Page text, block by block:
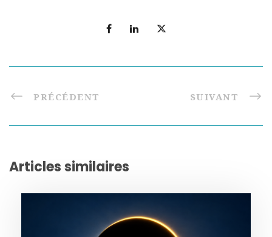
PRÉCÉDENT SUIVANT
Articles similaires